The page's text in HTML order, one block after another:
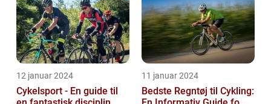
12 januar 2024
Cykelsport - En guide til
11 januar 2024
Bedste Regntøj til Cykling: